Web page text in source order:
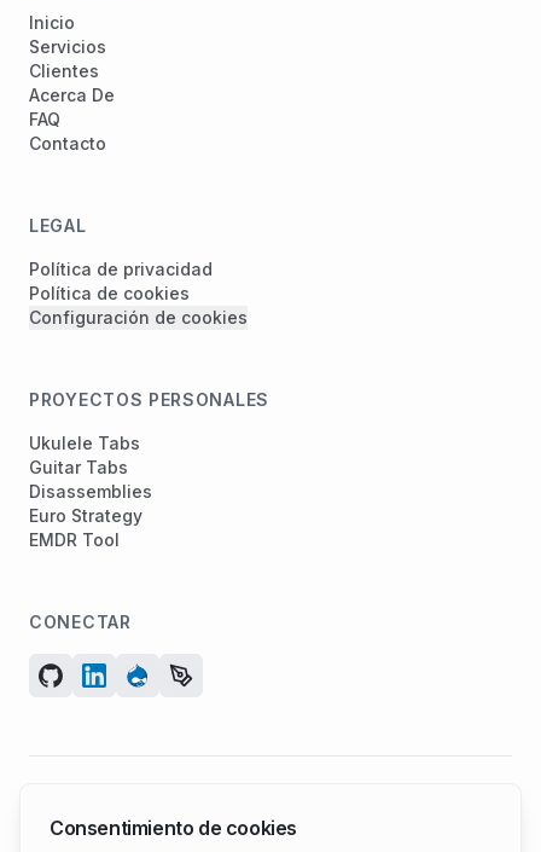
Inicio
Servicios
Clientes
Acerca De
FAQ
Contacto
LEGAL
Política de privacidad
Política de cookies
Configuración de cookies
PROYECTOS PERSONALES
Ukulele Tabs
Guitar Tabs
Disassemblies
Euro Strategy
EMDR Tool
CONECTAR
N° de empresa 07582886 | Fundada en 2011
Consentimiento de cookies